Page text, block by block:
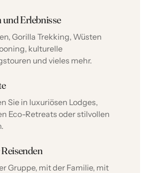
Erlebnisse
Gorilla Trekking, Wüsten
kulturelle
und vieles mehr.
Sie in luxuriösen Lodges,
Eco-Retreats oder stilvollen
Gruppe, mit der Familie, mit